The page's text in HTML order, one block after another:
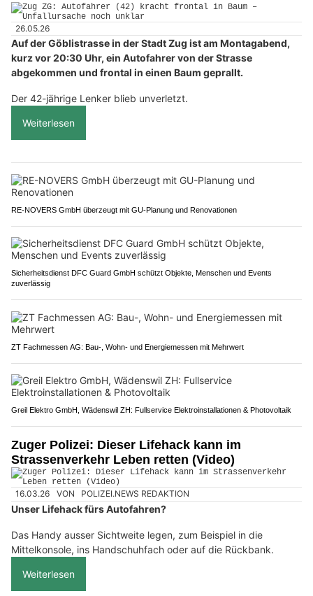
26.05.26
Auf der Göblistrasse in der Stadt Zug ist am Montagabend,
kurz vor 20:30 Uhr, ein Autofahrer von der Strasse
abgekommen und frontal in einen Baum geprallt.
Der 42-jährige Lenker blieb unverletzt.
Weiterlesen
RE-NOVERS GmbH überzeugt mit GU-Planung und Renovationen
Sicherheitsdienst DFC Guard GmbH schützt Objekte, Menschen und Events
zuverlässig
ZT Fachmessen AG: Bau-, Wohn- und Energiemessen mit Mehrwert
Greil Elektro GmbH, Wädenswil ZH: Fullservice Elektroinstallationen & Photovoltaik
Zuger Polizei: Dieser Lifehack kann im
Strassenverkehr Leben retten (Video)
16.03.26 VON POLIZEI.NEWS REDAKTION
Unser Lifehack fürs Autofahren?
Das Handy ausser Sichtweite legen, zum Beispiel in die
Mittelkonsole, ins Handschuhfach oder auf die Rückbank.
Weiterlesen